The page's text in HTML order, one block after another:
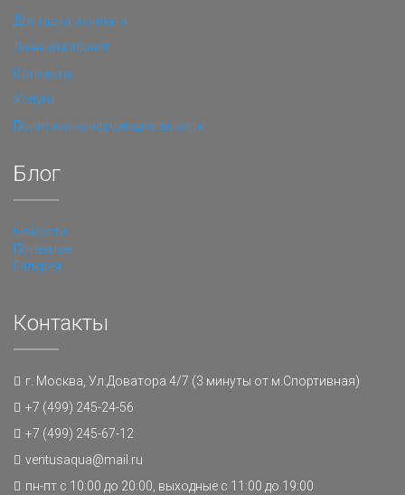
Доставка и оплата
Личный кабинет
Контакты
Услуги
Политика конфиденциальности
Блог
Новости
Полезное
Галерея
Контакты
г. Москва, Ул.Доватора 4/7 (3 минуты от м.Спортивная)
+7 (499) 245-24-56
+7 (499) 245-67-12
ventusaqua@mail.ru
пн-пт с 10:00 до 20:00, выходные с 11:00 до 19:00